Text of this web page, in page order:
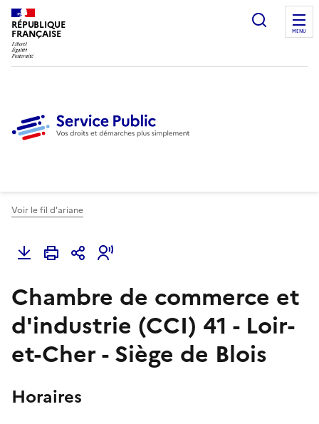
RÉPUBLIQUE
FRANÇAISE
Ouvrir
MENU
Voir le fil d'ariane
Chambre de commerce et
d'industrie (CCI) 41 - Loir-
et-Cher - Siège de Blois
Horaires